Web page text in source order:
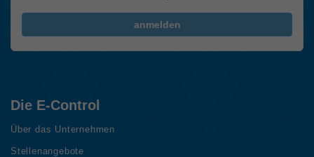
Die E-Control
Über das Unternehmen
Stellenangebote
FriendlyCaptcha Checkbox (keine Interaktion)
anmelden